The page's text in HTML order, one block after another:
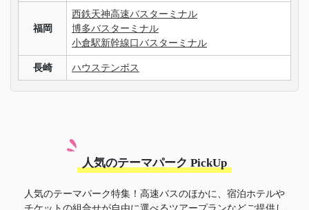
福岡
西鉄天神高速バスターミナル
博多バスターミナル
小倉駅新幹線口バスターミナル
長崎 ハウステンボス
人気のテーマパーク PickUp
人気のテーマパーク特集！高速バスのほかに、宿泊ホテルや